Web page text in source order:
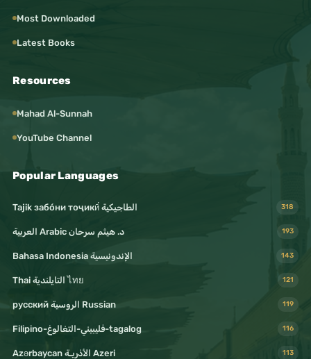
Most Downloaded
Latest Books
Resources
Mahad Al-Sunnah
YouTube Channel
Popular Languages
Tajik забо́ни тоҷикӣ́ الطاجيكية 318
د. هيثم سرحان Arabic العربية 193
Bahasa Indonesia الإندونيسية 143
Thai التايلندية ไทย 121
русский الروسية Russian 119
Filipino-فليبيني-التغالوغ-tagalog 116
Azərbaycan الأذريـة Azeri 113